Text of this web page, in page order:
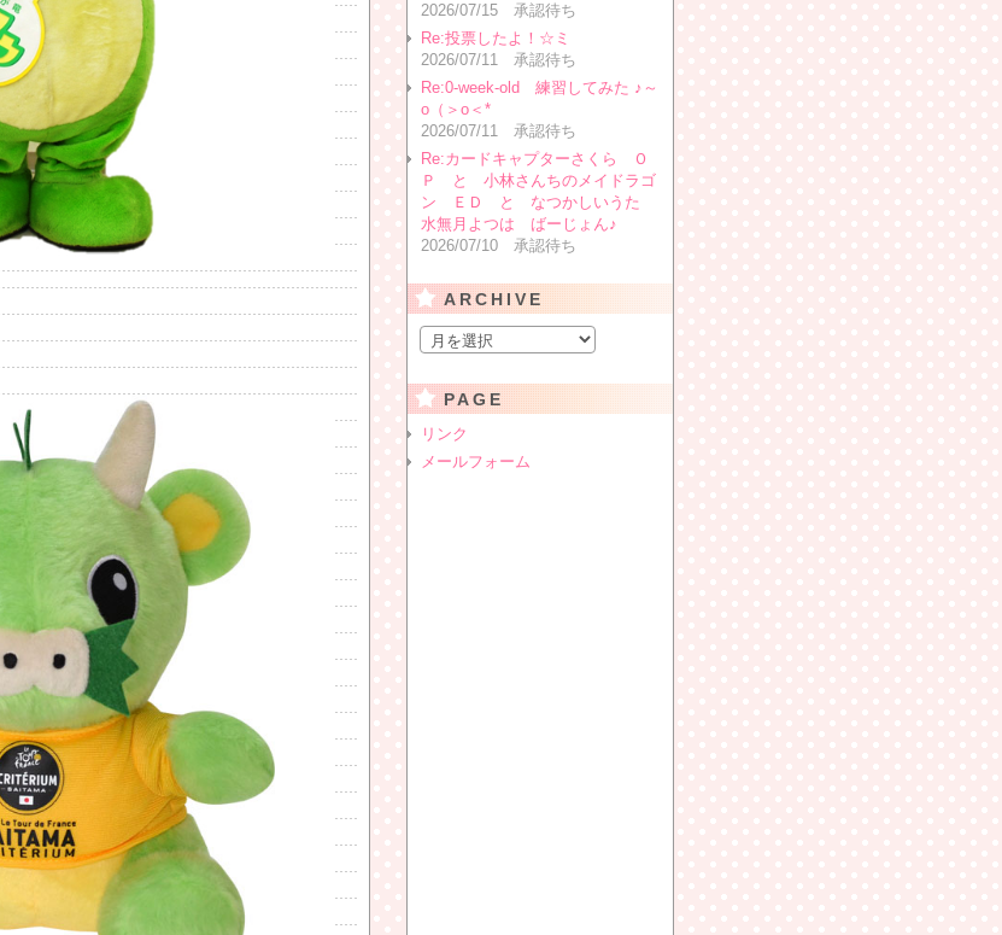
2026/07/15 承認待ち
Re:投票したよ！☆ミ
2026/07/11 承認待ち
Re:0-week-old 練習してみた ♪～
o（＞o＜*
2026/07/11 承認待ち
Re:カードキャプターさくら Ｏ
Ｐ と 小林さんちのメイドラゴ
ン ＥＤ と なつかしいうた
水無月よつは ばーじょん♪
2026/07/10 承認待ち
ARCHIVE
PAGE
リンク
メールフォーム